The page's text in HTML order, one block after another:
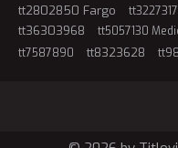
tt2802850 Fargo
tt36303968
tt5057130
tt7587890 tt8323628